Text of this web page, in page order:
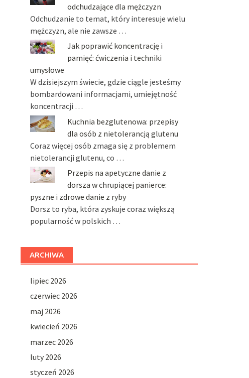
odchudzające dla mężczyzn
Odchudzanie to temat, który interesuje wielu
mężczyzn, ale nie zawsze …
Jak poprawić koncentrację i
pamięć: ćwiczenia i techniki
umysłowe
W dzisiejszym świecie, gdzie ciągle jesteśmy
bombardowani informacjami, umiejętność
koncentracji …
Kuchnia bezglutenowa: przepisy
dla osób z nietolerancją glutenu
Coraz więcej osób zmaga się z problemem
nietolerancji glutenu, co …
Przepis na apetyczne danie z
dorsza w chrupiącej panierce:
pyszne i zdrowe danie z ryby
Dorsz to ryba, która zyskuje coraz większą
popularność w polskich …
ARCHIWA
lipiec 2026
czerwiec 2026
maj 2026
kwiecień 2026
marzec 2026
luty 2026
styczeń 2026